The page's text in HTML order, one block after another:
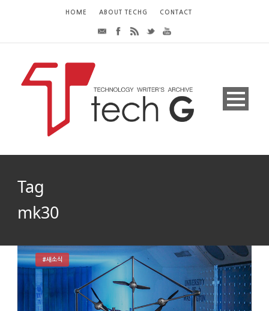
HOME ABOUT TECHG CONTACT
Tag
mk30
#새소식